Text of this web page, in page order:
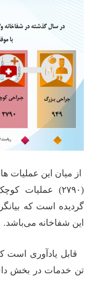
از میان این عملیات
(۲۷۹۰)
عملیات
گردیده است که
این شفاخانه می‌باشد.
قابل یادآوری است
تن خدمات در بخش